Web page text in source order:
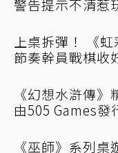
任天堂法務又出
繪攻略募資計畫